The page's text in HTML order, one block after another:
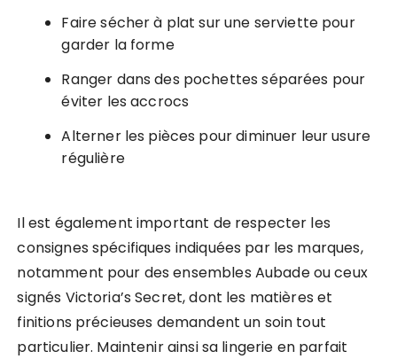
Faire sécher à plat sur une serviette pour
garder la forme
Ranger dans des pochettes séparées pour
éviter les accrocs
Alterner les pièces pour diminuer leur usure
régulière
Il est également important de respecter les
consignes spécifiques indiquées par les marques,
notamment pour des ensembles Aubade ou ceux
signés Victoria’s Secret, dont les matières et
finitions précieuses demandent un soin tout
particulier. Maintenir ainsi sa lingerie en parfait